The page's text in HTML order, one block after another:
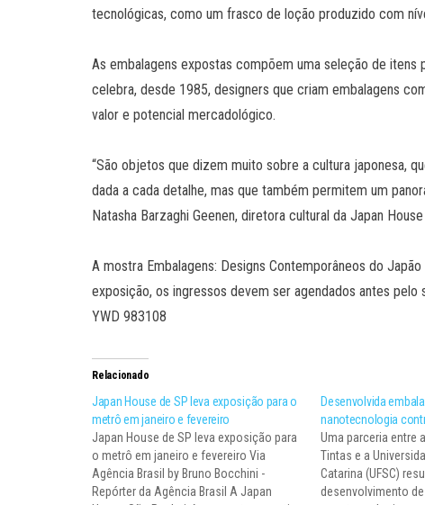
tecnológicas, como um frasco de loção produzido com
As embalagens expostas compõem uma seleção de
celebra, desde 1985, designers que criam embalagens
valor e potencial mercadológico.
“São objetos que dizem muito sobre a cultura japonesa,
dada a cada detalhe, mas que também permitem um
Natasha Barzaghi Geenen, diretora cultural da Japan
A mostra Embalagens: Designs Contemporâneos do
exposição, os ingressos devem ser agendados antes
YWD 983108
Relacionado
Japan House de SP leva exposição para o
metrô em janeiro e fevereiro
Japan House de SP leva exposição para
o metrô em janeiro e fevereiro Via
Agência Brasil by Bruno Bocchini -
Repórter da Agência Brasil A Japan
Desenvolvida
nanotecnologia
Uma parceria entre
Tintas e a
Catarina (UFSC)
desenvolvimento